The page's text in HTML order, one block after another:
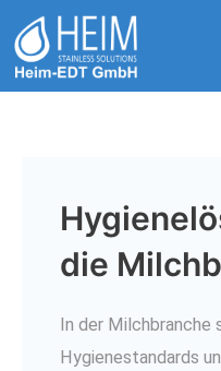
Inhalt
springen
die
In der Milchbranche
Hygienestandards